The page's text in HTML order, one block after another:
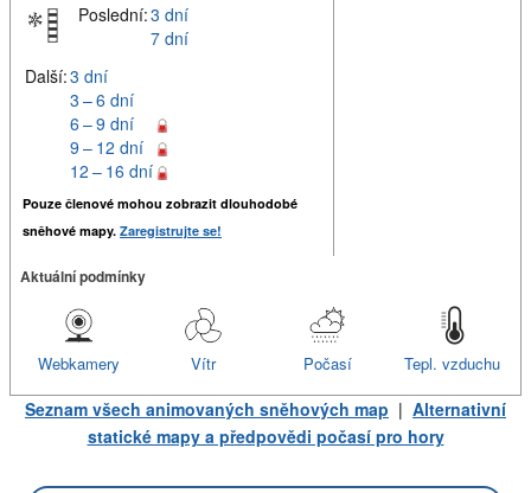
Poslední:3 dní
7 dní
Další:3 dní
3 – 6 dní
6 – 9 dní
9 – 12 dní
12 – 16 dní
Pouze členové mohou zobrazit dlouhodobé
sněhové mapy. Zaregistrujte se!
Aktuální podmínky
Tepl. vzduchu
Počasí
Vítr
Webkamery
Seznam všech animovaných sněhových map | Alternativní
statické mapy a předpovědi počasí pro hory